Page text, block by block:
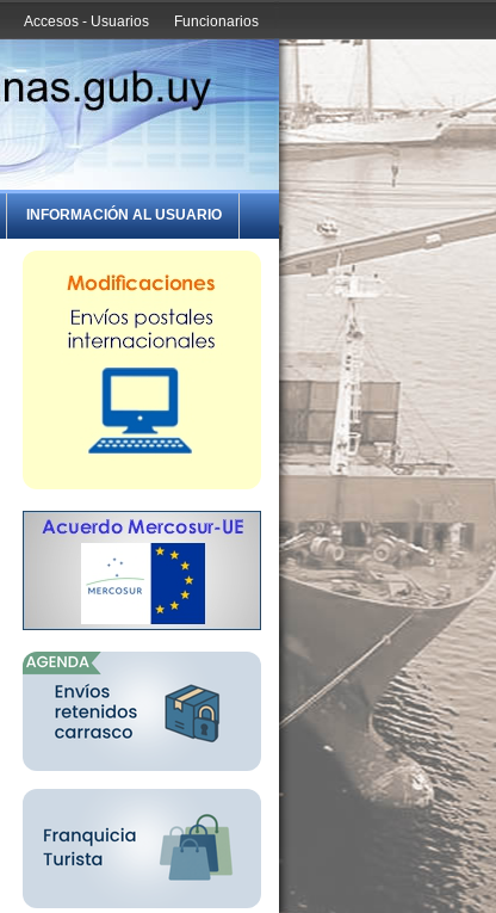
Funcionarios
Accesos - Usuarios
INFORMACIÓN AL USUARIO